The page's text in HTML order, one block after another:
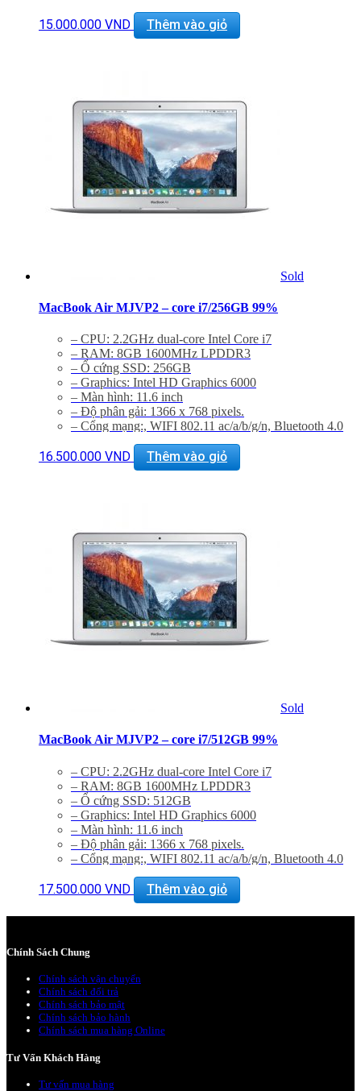
Khe cắm: 2 cổng USB 3.0, Thunderbolt , Cổng sạc
MagSafe 2, Jack 3.5mm, Khe đọc SDXC card
máy
Bảo hành 12 tháng, đổi trả trong 15 ngày
Miễn phí vận chuyển trên toàn quốc
Miễn phí hỗ trợ cài đặt phần mềm
15.000.000 VND Thêm vào giỏ
Sold
MacBook Air MJVP2 – core i7/256GB 99%
– CPU: 2.2GHz dual-core Intel Core i7
– RAM: 8GB 1600MHz LPDDR3
– Ổ cứng SSD: 256GB
– Graphics: Intel HD Graphics 6000
– Màn hình: 11.6 inch
– Độ phân gải: 1366 x 768 pixels.
– Cổng mạng:, WIFI 802.11 ac/a/b/g/n, Bluetooth 4.0
MagSafe 2, Jack 3.5mm, Khe đọc SDXC card
– Thiết bị nghe nhìn: 720p FaceTime HD Camera,
– Bảo hành 12 tháng, đổi trả trong 15 ngày
– Miễn phí vận chuyển trên toàn quốc
– Miễn phí hỗ trợ cài đặt phần mềm
16.500.000 VND Thêm vào giỏ
Sold
MacBook Air MJVP2 – core i7/512GB 99%
– CPU: 2.2GHz dual-core Intel Core i7
– RAM: 8GB 1600MHz LPDDR3
– Ổ cứng SSD: 512GB
– Graphics: Intel HD Graphics 6000
– Màn hình: 11.6 inch
– Độ phân gải: 1366 x 768 pixels.
– Cổng mạng:, WIFI 802.11 ac/a/b/g/n, Bluetooth 4.0
MagSafe 2, Jack 3.5mm, Khe đọc SDXC card
– Thiết bị nghe nhìn: 720p FaceTime HD Camera,
SDXC Card Slot
máy
– Bảo hành 12 tháng, đổi trả trong 15 ngày
– Miễn phí vận chuyển trên toàn quốc
– Miễn phí hỗ trợ cài đặt phần mềm
17.500.000 VND Thêm vào giỏ
Chính Sách Chung
Chính sách vận chuyển
Chính sách đổi trả
Chính sách bảo mật
Chính sách bảo hành
Chính sách mua hàng Online
Tư Vấn Khách Hàng
Tư vấn mua hàng